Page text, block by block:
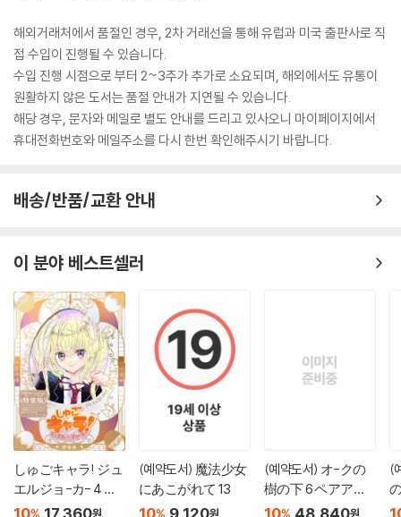
해외거래처에서 품절인 경우, 2차 거래선을 통해 유럽과 미국 출판사로 직
접 수입이 진행될 수 있습니다.
수입 진행 시점으로 부터 2~3주가 추가로 소요되며, 해외에서도 유통이
원활하지 않은 도서는 품절 안내가 지연될 수 있습니다.
해당 경우, 문자와 메일로 별도 안내를 드리고 있사오니 마이페이지에서
휴대전화번호와 메일주소를 다시 한번 확인해주시기 바랍니다.
배송/반품/교환 안내
이 분야 베스트셀러
しゅごキャラ! ジュ
エルジョ-カ- 4 キ
ラキラスリ-ブケ-
10 17,360원
(예약도서) 魔法少女
にあこがれて 13
10 9,120원
(예약도서) オ-クの
樹の下 6 ペアアク
リルキ-ホルダ-＆
10 48,840원
(